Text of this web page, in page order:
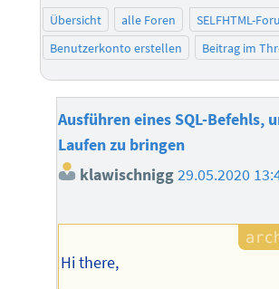
Übersicht alle Foren SELFHTML-
Benutzerkonto erstellen
Beitrag im
Ausführen eines SQL-Befehls,
Laufen zu bringen
klawischnigg29.05.2020
Hi there,